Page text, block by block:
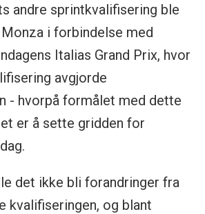
andre sprintkvalifisering ble
i forbindelse med
Italias Grand Prix, hvor
avgjorde
- hvorpå formålet med dette
er å sette gridden for
det ikke bli forandringer fra
kvalifiseringen, og blant